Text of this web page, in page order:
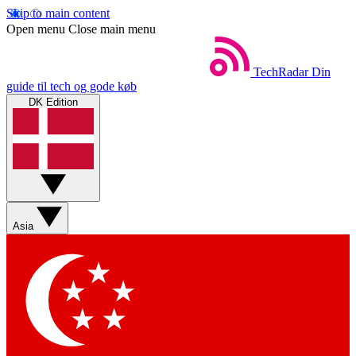
Skip to main content
Open menu Close main menu
TechRadar Din
guide til tech og gode køb
DK Edition
Asia